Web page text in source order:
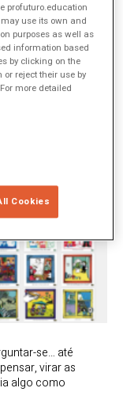
se… até
virar as
algo como
profuturo.education
use its own and
purposes as well as
information based
by clicking on the
reject their use by
more detailed
Cookies